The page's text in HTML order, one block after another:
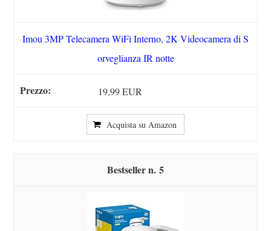
Imou 3MP Telecamera WiFi Interno, 2K Videocamera di S
orveglianza IR notte
19,99 EUR
Acquista su Amazon
5